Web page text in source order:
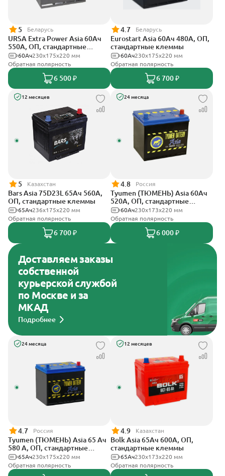
5 Беларусь
URSA Extra Power Asia 60Ач
550А, ОП, стандартные
клеммы230x175x220 мм
60Ач
Обратная полярность
6 500 ₽
4.7 Беларусь
Eurostart Asia 60Ач 480А, ОП,
стандартные клеммы
230x175x220 мм
60Ач
Обратная полярность
6 700 ₽
12 месяцев
5 Казахстан
Bars Asia 75D23L 65Ач 560А,
ОП, стандартные клеммы
236х175х220 мм
65Ач
Обратная полярность
6 700 ₽
24 месяца
4.8 Россия
Tyumen (ТЮМЕНЬ) Asia 60Ач
520А, ОП, стандартные
клеммы230х173х220 мм
60Ач
Обратная полярность
6 000 ₽
Доставляем заказы
собственной
курьерской службой
по Москве и за
МКАД
Подробнее
24 месяца
4.7 Россия
Tyumen (ТЮМЕНЬ) Asia 65 Ач
580 А, ОП, стандартные
клеммы230x175x220 мм
65Ач
Обратная полярность
12 месяцев
4.9 Казахстан
Bolk Asia 65Ач 600А, ОП,
стандартные клеммы
230x173x220 мм
65Ач
Обратная полярность